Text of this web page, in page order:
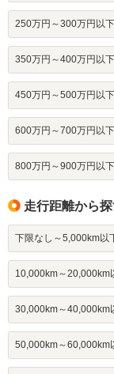
250万円～300万円以下
350万円～400万円以下
450万円～500万円以下
600万円～700万円以下
800万円～900万円以下
走行距離から
下限なし～5,000km以
10,000km～20,000km
30,000km～40,000km
50,000km～60,000km